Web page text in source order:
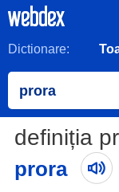
Dictionare:
definiția
prora